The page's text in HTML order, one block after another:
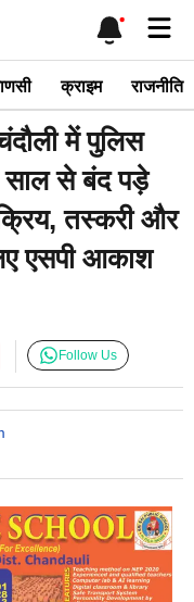
क्राइम राजनीति
में पुलिस
साल से बंद पड़े
तस्करी और
एसपी आकाश
Follow Us